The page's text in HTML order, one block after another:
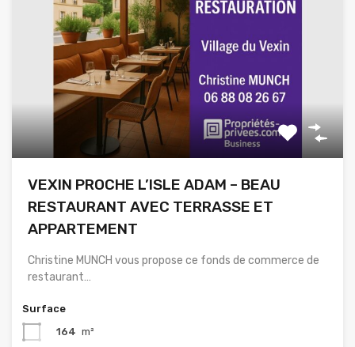
VEXIN PROCHE L’ISLE ADAM – BEAU
RESTAURANT AVEC TERRASSE ET
APPARTEMENT
Christine MUNCH vous propose ce fonds de commerce de
restaurant…
Surface
164 m²